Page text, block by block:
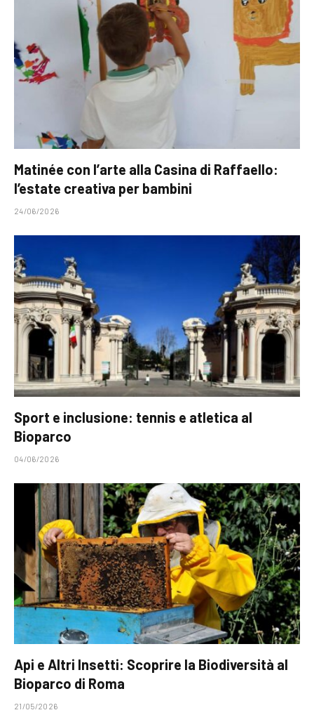
Matinée con l’arte alla Casina di Raffaello:
l’estate creativa per bambini
24/06/2026
Sport e inclusione: tennis e atletica al
Bioparco
04/06/2026
Api e Altri Insetti: Scoprire la Biodiversità al
Bioparco di Roma
21/05/2026